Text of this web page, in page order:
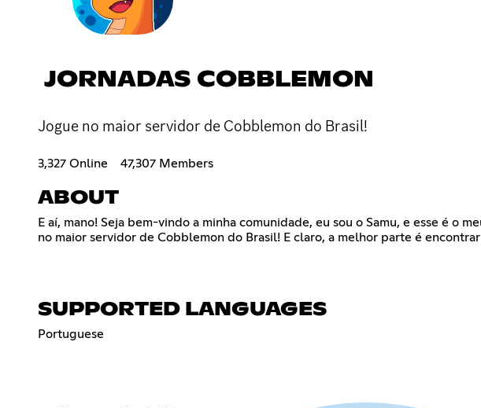
JORNADAS COBBLEMON
Jogue no maior servidor de Cobblemon do Brasil!
3,327 Online 47,307 Members
ABOUT
E aí, mano! Seja bem-vindo a minha comunidade, eu sou o Samu, e esse é
no maior servidor de Cobblemon do Brasil! E claro, a melhor parte é
SUPPORTED LANGUAGES
Portuguese